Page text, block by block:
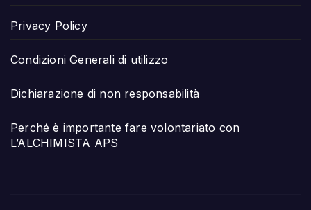
Privacy Policy
Condizioni Generali di utilizzo
Dichiarazione di non responsabilità
Perché è importante fare volontariato con
L’ALCHIMISTA APS